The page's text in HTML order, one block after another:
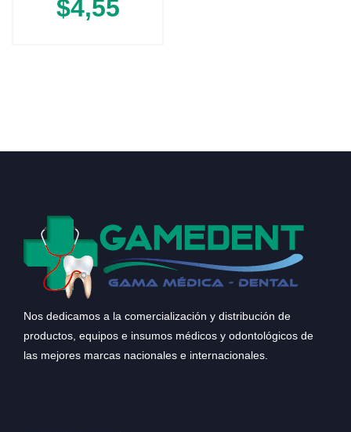
$4,55
Nos dedicamos a la comercialización y distribución de
productos, equipos e insumos médicos y odontológicos de
las mejores marcas nacionales e internacionales.